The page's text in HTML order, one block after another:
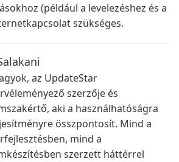
(például a levelezéshez és a
szükséges.
az UpdateStar
szerzője és
aki a használhatóságra
összpontosít. Mind a
mind a
szerzett háttérrel